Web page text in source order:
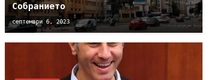
Собранието
септември 6, 2023